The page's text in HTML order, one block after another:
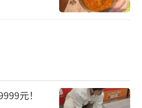
元！